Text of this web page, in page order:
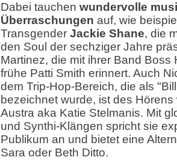
Dabei tauchen wundervolle
Überraschungen auf, wie
Transgender Jackie Shane, die
den Soul der sechziger Jahre
Martinez, die mit ihrer Band Boss
frühe Patti Smith erinnert. Auch
dem Trip-Hop-Bereich, die als
bezeichnet wurde, ist des
Austra aka Katie Stelmanis. Mit
und Synthi-Klängen spricht sie
Publikum an und bietet eine
Sara oder Beth Ditto.